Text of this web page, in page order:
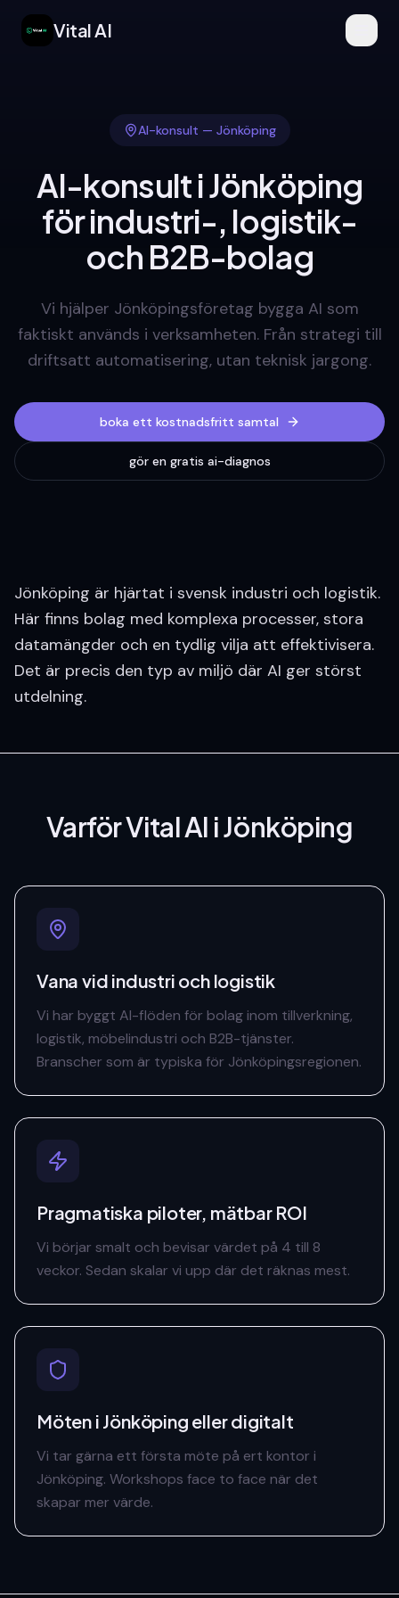
Vital AI
AI-konsult — Jönköping
AI-konsult i Jönköping
för industri-, logistik-
och B2B-bolag
Vi hjälper Jönköpingsföretag bygga AI som
faktiskt används i verksamheten. Från strategi till
driftsatt automatisering, utan teknisk jargong.
boka ett kostnadsfritt samtal
gör en gratis ai-diagnos
Jönköping är hjärtat i svensk industri och logistik.
Här finns bolag med komplexa processer, stora
datamängder och en tydlig vilja att effektivisera.
Det är precis den typ av miljö där AI ger störst
utdelning.
Varför Vital AI i Jönköping
Vana vid industri och logistik
Vi har byggt AI-flöden för bolag inom tillverkning,
logistik, möbelindustri och B2B-tjänster.
Branscher som är typiska för Jönköpingsregionen.
Pragmatiska piloter, mätbar ROI
Vi börjar smalt och bevisar värdet på 4 till 8
veckor. Sedan skalar vi upp där det räknas mest.
Möten i Jönköping eller digitalt
Vi tar gärna ett första möte på ert kontor i
Jönköping. Workshops face to face när det
skapar mer värde.